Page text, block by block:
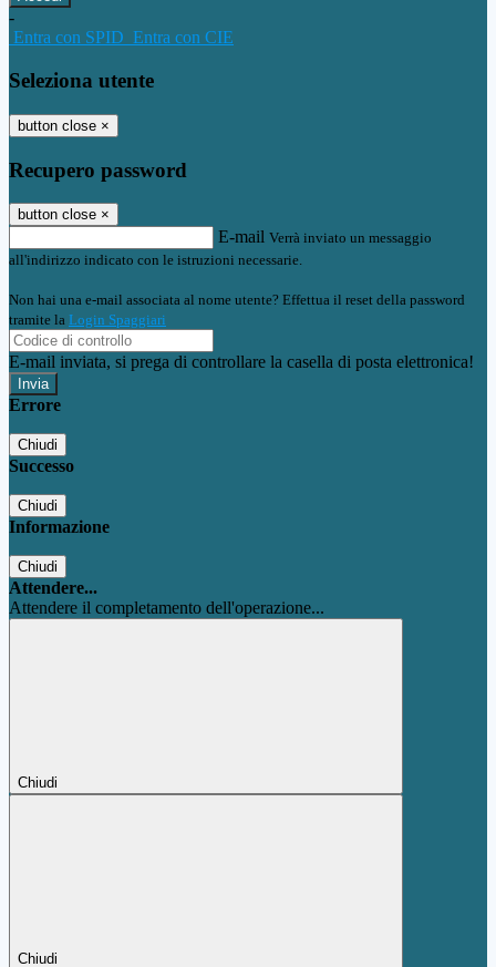
-
Entra con SPID Entra con CIE
Seleziona utente
button close ×
Recupero password
button close ×
E-mail Verrà inviato un messaggio
all'indirizzo indicato con le istruzioni necessarie.
Non hai una e-mail associata al nome utente? Effettua il reset della password
tramite la Login Spaggiari
E-mail inviata, si prega di controllare la casella di posta elettronica!
Errore
Chiudi
Successo
Chiudi
Informazione
Chiudi
Attendere...
Attendere il completamento dell'operazione...
Chiudi
Chiudi